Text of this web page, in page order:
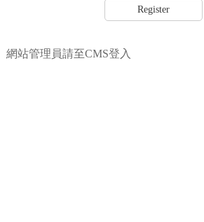
網站管理員請至CMS登入